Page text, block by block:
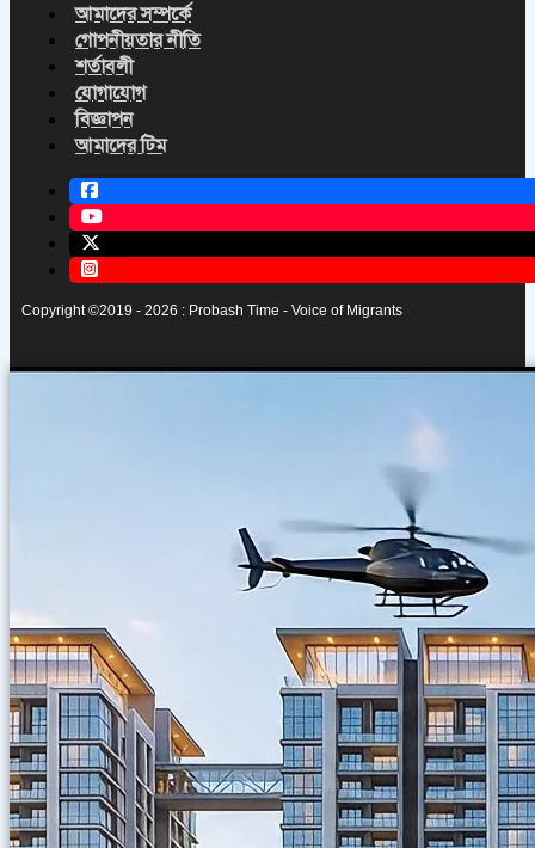
আমাদের সম্পর্কে
গোপনীয়তার নীতি
শর্তাবলী
যোগাযোগ
বিজ্ঞাপন
আমাদের টিম
Copyright ©2019 - 2026 : Probash Time - Voice of Migrants